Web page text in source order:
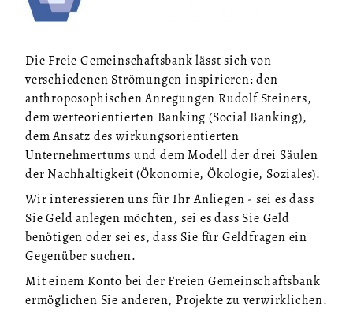
Die Freie Gemeinschaftsbank lässt sich von
verschiedenen Strömungen inspirieren: den
anthroposophischen Anregungen Rudolf Steiners,
dem werteorientierten Banking (Social Banking),
dem Ansatz des wirkungsorientierten
Unternehmertums und dem Modell der drei Säulen
der Nachhaltigkeit (Ökonomie, Ökologie, Soziales).
Wir interessieren uns für Ihr Anliegen - sei es dass
Sie Geld anlegen möchten, sei es dass Sie Geld
benötigen oder sei es, dass Sie für Geldfragen ein
Gegenüber suchen.
Mit einem Konto bei der Freien Gemeinschaftsbank
ermöglichen Sie anderen, Projekte zu verwirklichen.